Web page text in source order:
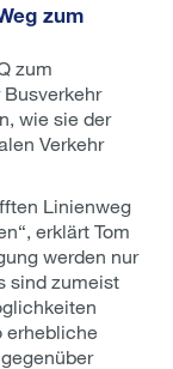
zum
zum
wie sie der
Verkehr
Linienweg
erklärt Tom
werden nur
sind zumeist
erhebliche